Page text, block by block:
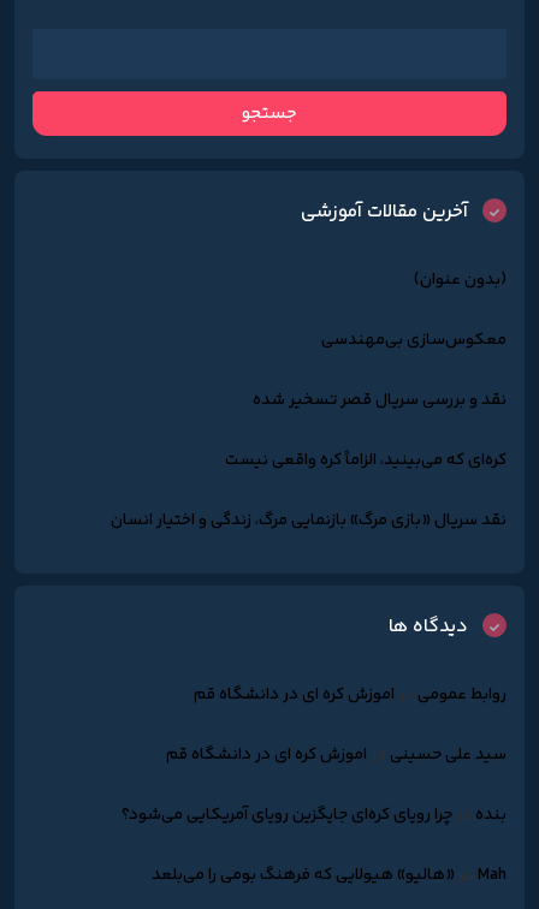
آخرین مقالات آموزشی
(بدون عنوان)
معکوس‌سازی بی‌مهندسی
نقد و بررسی سریال قصر تسخیر شده
کره‌ای که می‌بینید، الزاماً کره واقعی نیست
نقد سریال «بازی مرگ» بازنمایی مرگ، زندگی و اختیار انسان
دیدگاه ها
روابط عمومی دراموزش کره ای در دانشگاه قم
سید علی حسینی دراموزش کره ای در دانشگاه قم
بنده درچرا رویای کره‌ای جایگزین رویای آمریکایی می‌شود؟
Mah در«هالیو» هیولایی که فرهنگ بومی را می‌بلعد